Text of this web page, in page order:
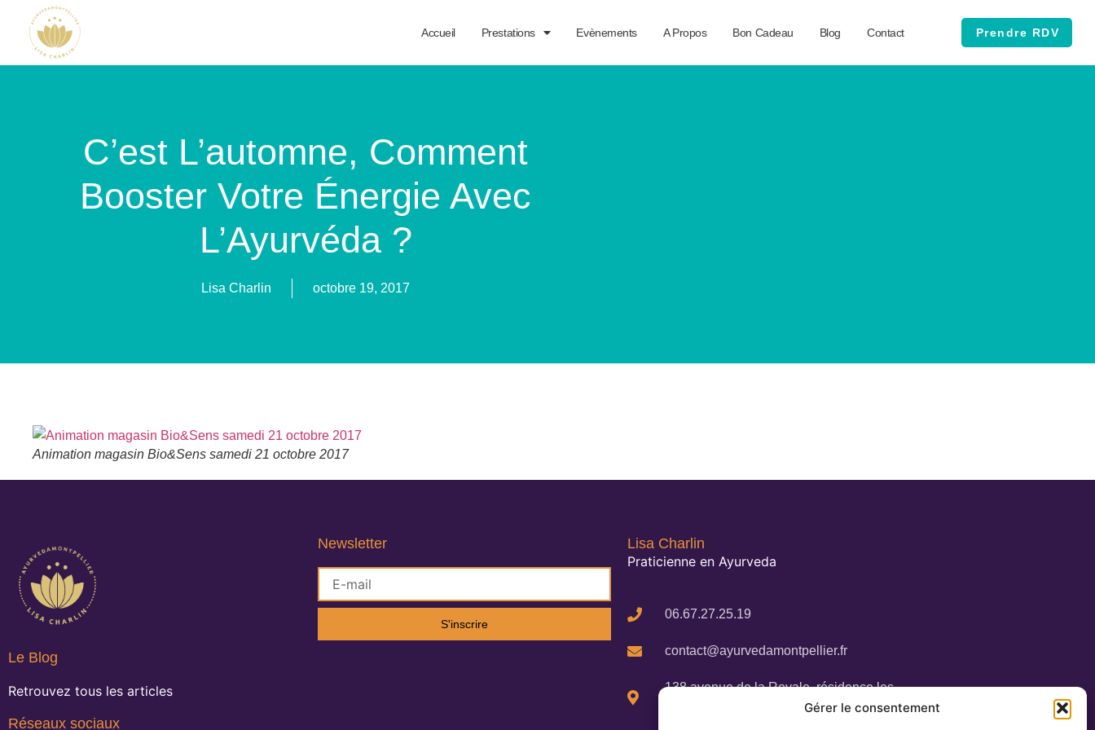
Gérer le consentement
Accueil Prestations Evènements A Propos Bon Cadeau Blog Contact Prendre RDV
C’est L’automne, Comment
Booster Votre Énergie Avec
L’Ayurvéda ?
Lisa Charlin octobre 19, 2017
Animation magasin Bio&Sens samedi 21 octobre 2017
Le Blog
Retrouvez tous les articles
Réseaux sociaux
Newsletter
S'inscrire
Lisa Charlin
Praticienne en Ayurveda
06.67.27.25.19
contact@ayurvedamontpellier.fr
138 avenue de la Royale, résidence les
Cigalines 34160 Castries